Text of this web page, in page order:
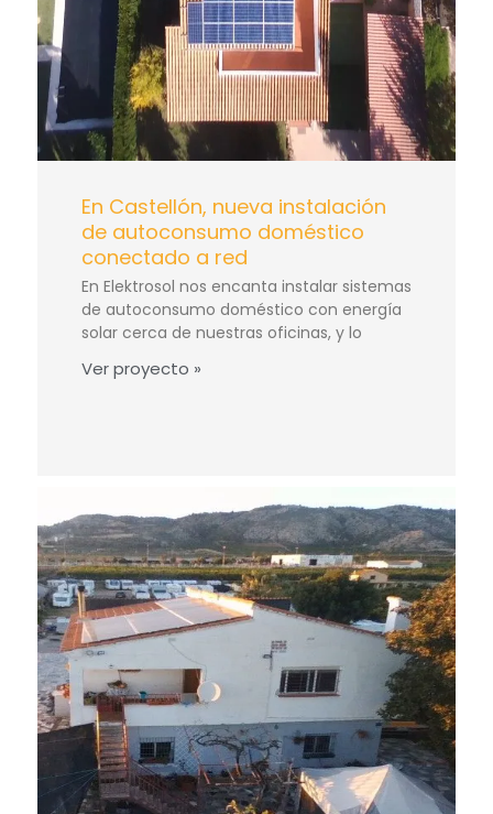
En Castellón, nueva instalación
de autoconsumo doméstico
conectado a red
En Elektrosol nos encanta instalar sistemas
de autoconsumo doméstico con energía
solar cerca de nuestras oficinas, y lo
Ver proyecto »